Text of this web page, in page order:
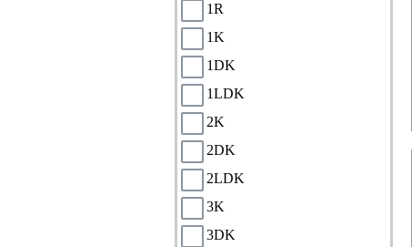
1R
1K
1DK
1LDK
2K
2DK
2LDK
3K
3DK